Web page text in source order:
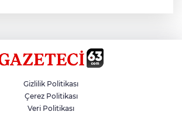
Hikmet Başak’tan Ulaşım Çalışması
Gizlilik Politikası
Çerez Politikası
Veri Politikası